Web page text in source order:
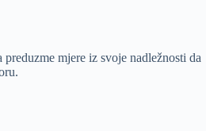
mjere iz svoje nadležnosti da